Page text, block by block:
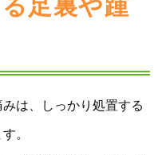
足裏や踵
は、しっかり処置する
。